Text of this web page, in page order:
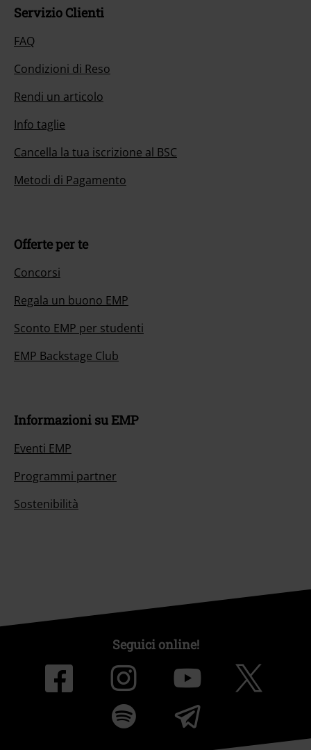
Servizio Clienti
FAQ
Condizioni di Reso
Rendi un articolo
Info taglie
Cancella la tua iscrizione al BSC
Metodi di Pagamento
Offerte per te
Concorsi
Regala un buono EMP
Sconto EMP per studenti
EMP Backstage Club
Informazioni su EMP
Eventi EMP
Programmi partner
Sostenibilità
Seguici online!